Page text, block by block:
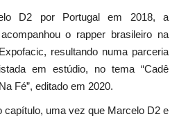
D2 por Portugal em 2018, a
o rapper brasileiro na
resultando numa parceria
em estúdio, no tema “Cadê
Fé”, editado em 2020.
capítulo, uma vez que Marcelo D2 e